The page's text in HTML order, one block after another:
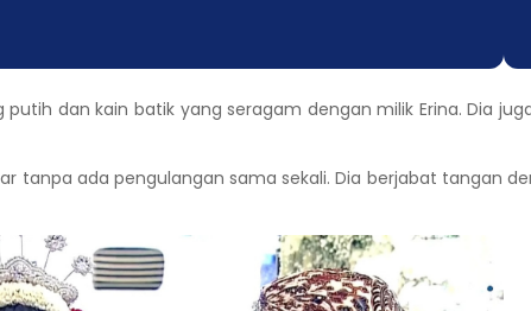
dan kain batik yang seragam dengan milik Erina. Dia
tanpa ada pengulangan sama sekali. Dia berjabat tangan